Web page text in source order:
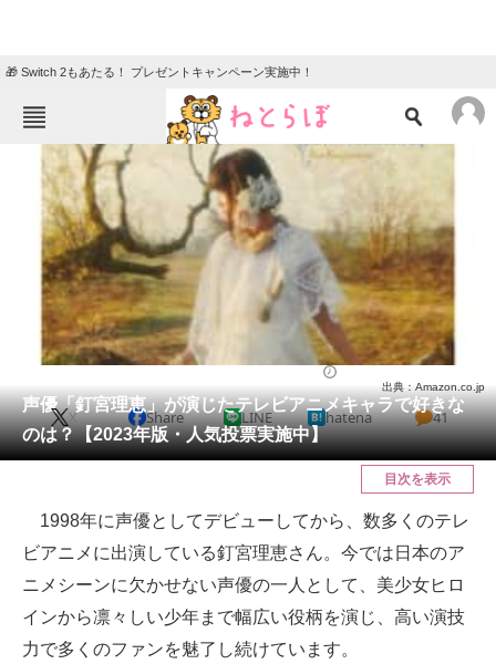
🎁 Switch 2もあたる！ プレゼントキャンペーン実施中！
ねとらぼメニュー
ニュース
エンタメ クイズ
グルメ 地域
住まい 教育・育児
会員記事
メディア
ITの今と未来を見通す
スマホと通信の最新トレンド
進化するPCとデバイスの未来
声優「釘宮理恵」が演じたテレビアニメキャラで好きな
のは？【2023年版・人気投票実施中】
出典：Amazon.co.jp
X Share LINE hatena 41
目次を表示
1998年に声優としてデビューしてから、数多くのテレ
ビアニメに出演している釘宮理恵さん。今では日本のア
ニメシーンに欠かせない声優の一人として、美少女ヒロ
インから凛々しい少年まで幅広い役柄を演じ、高い演技
力で多くのファンを魅了し続けています。